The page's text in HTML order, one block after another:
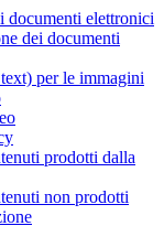
documenti elettronici
dei documenti
per le immagini
prodotti dalla
non prodotti